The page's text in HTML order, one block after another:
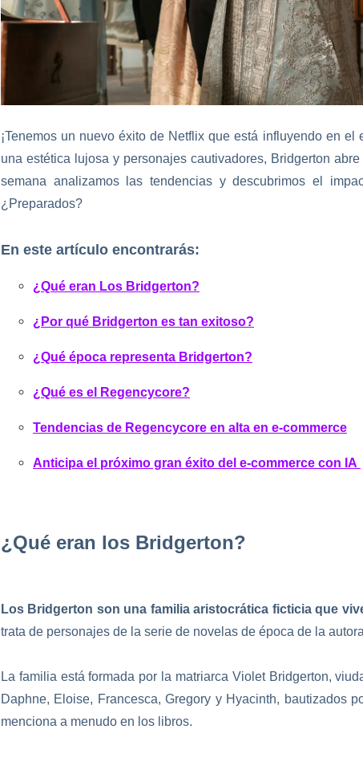
¡Tenemos un nuevo éxito de Netflix que está influyendo en
una estética lujosa y personajes cautivadores, Bridgerton
semana analizamos las tendencias y descubrimos el
¿Preparados?
En este artículo encontrarás:
¿Qué eran Los Bridgerton?
¿Por qué Bridgerton es tan exitoso?
¿Qué época representa Bridgerton?
¿Qué es el Regencycore?
Tendencias de Regencycore en alta en e-commerce
Anticipa el próximo gran éxito del e-commerce con IA
¿Qué eran los Bridgerton?
Los Bridgerton son una familia aristocrática ficticia que
trata de personajes de la serie de novelas de época de la
La familia está formada por la matriarca Violet Bridgerton,
Daphne, Eloise, Francesca, Gregory y Hyacinth, bautizados
menciona a menudo en los libros.